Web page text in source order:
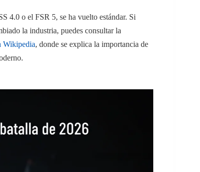
4.0 o el FSR 5, se ha vuelto estándar. Si
la industria, puedes consultar la
Wikipedia, donde se explica la importancia de